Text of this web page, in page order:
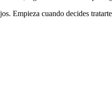
Empieza cuando decides